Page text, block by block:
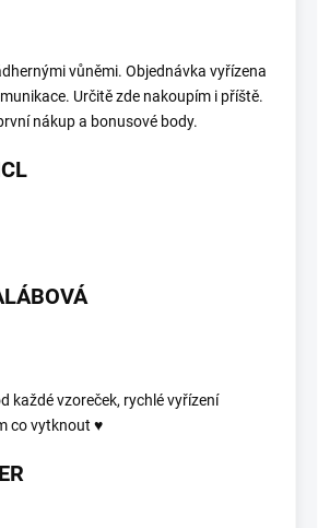
vůněmi. Objednávka vyřízena
Určitě zde nakoupím i příště.
nákup a bonusové body.
každé vzoreček, rychlé vyřízení
co vytknout ♥️